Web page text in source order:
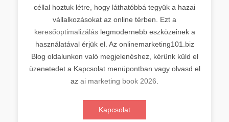
céllal hoztuk létre, hogy láthatóbbá tegyük a hazai
vállalkozásokat az online térben. Ezt a
keresőoptimalizáláslegmodernebb eszközeinek a
használatával érjük el. Az onlinemarketing101.biz
Blog oldalunkon való megjelenéshez, kérünk küld el
üzenetedet a Kapcsolat menüpontban vagy olvasd el
az ai marketing book 2026
Kapcsolat